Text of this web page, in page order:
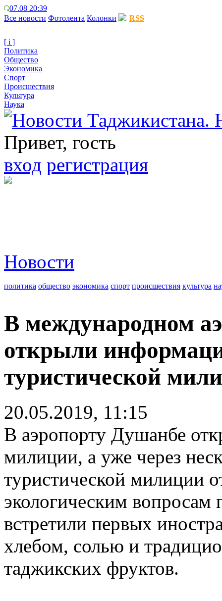
07.08 20:39
Все новости Фотолента Колонки RSS
[ i ]
Политика
Общество
Экономика
Спорт
Происшествия
Культура
Наука
Привет, гость
вход регистрация
Новости
политика общество экономика спорт происшествия культура
В международном
открыли
туристической
20.05.2019, 11:15
В аэропорту Душанбе
милиции, а уже через
туристической милиции
экологическим
встретили первых
хлебом, солью и
таджикских фруктов.